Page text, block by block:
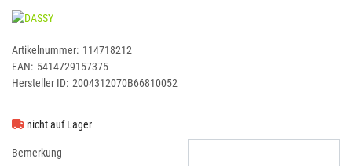
DASSY
Artikelnummer: 114718212
EAN: 5414729157375
Hersteller ID: 2004312070B66810052
nicht auf Lager
Bemerkung